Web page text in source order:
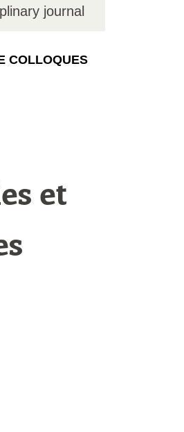
journal
COLLOQUES
et